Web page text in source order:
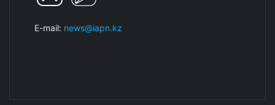
E-mail: news@iapn.kz